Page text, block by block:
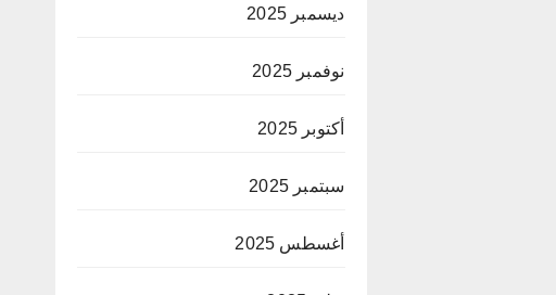
ديسمبر 2025
نوفمبر 2025
أكتوبر 2025
سبتمبر 2025
أغسطس 2025